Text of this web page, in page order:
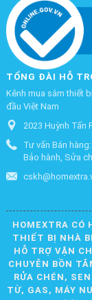
TỔNG ĐÀI HỖ
Kênh mua sắm thiết
đầu Việt Nam
2023 Huỳnh Tấn
Tư vấn Bán
Bảo hành, Sửa
HOMEXTRA CÓ
THIẾT BỊ NHÀ
HỖ TRỢ VẬN
CHUYÊN BỒN
RỬA CHÉN,
TỪ, GAS, MÁY